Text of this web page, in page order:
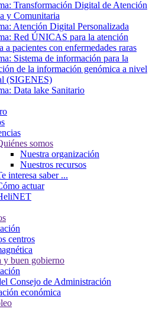
Transformación Digital de Atención
y Comunitaria
Atención Digital Personalizada
Red ÚNICAS para la atención
a pacientes con enfermedades raras
Sistema de información para la
de la información genómica a nivel
(SIGENES)
Data lake Sanitario
somos
Nuestra organización
Nuestros recursos
interesa saber ...
actuar
centros
y buen gobierno
Consejo de Administración
económica